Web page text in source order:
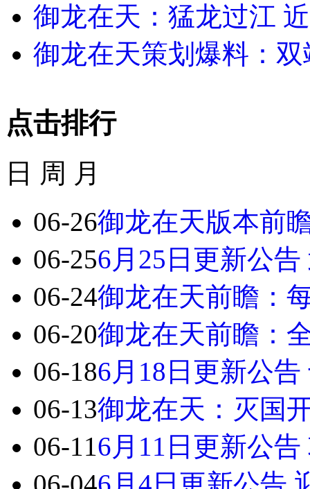
御龙在天：猛龙过江
御龙在天策划爆料：
点击排行
日 周 月
06-26御龙在天版本前
06-256月25日更新公
06-24御龙在天前瞻：
06-20御龙在天前瞻：
06-186月18日更新公
06-13御龙在天：灭国
06-116月11日更新公